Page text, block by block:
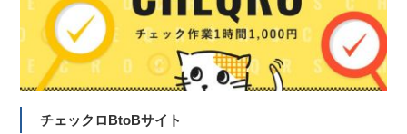
チェックロBtoBサイト